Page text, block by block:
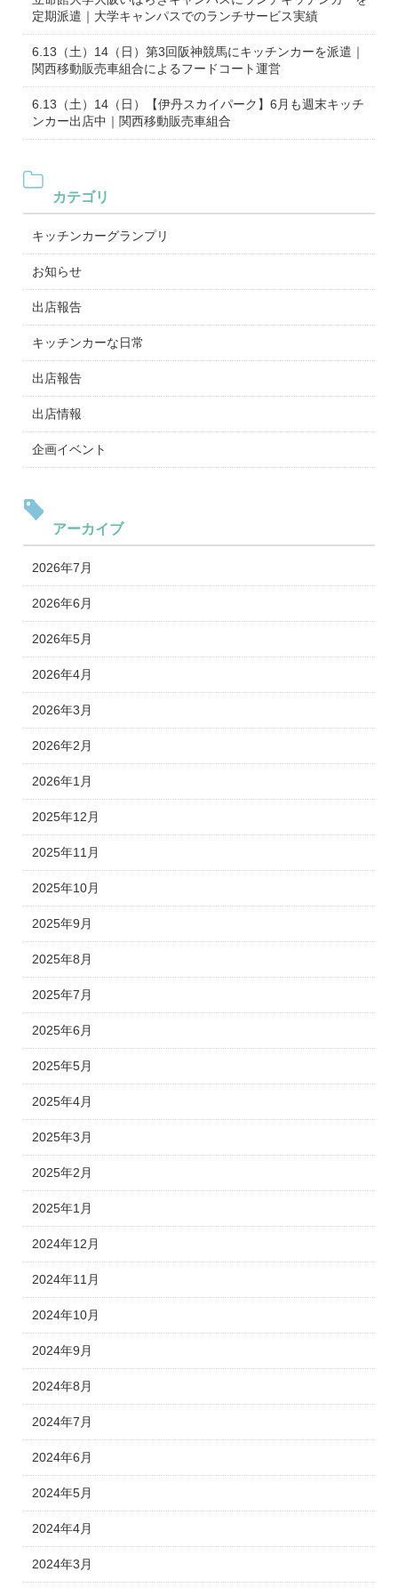
定期派遣｜大学キャンパスでのランチサービス実績
6.13（土）14（日）第3回阪神競馬にキッチンカーを派遣｜
関西移動販売車組合によるフードコート運営
6.13（土）14（日）【伊丹スカイパーク】6月も週末キッチ
ンカー出店中｜関西移動販売車組合
カテゴリ
キッチンカーグランプリ
お知らせ
出店報告
キッチンカーな日常
出店報告
出店情報
企画イベント
アーカイブ
2026年7月
2026年6月
2026年5月
2026年4月
2026年3月
2026年2月
2026年1月
2025年12月
2025年11月
2025年10月
2025年9月
2025年8月
2025年7月
2025年6月
2025年5月
2025年4月
2025年3月
2025年2月
2025年1月
2024年12月
2024年11月
2024年10月
2024年9月
2024年8月
2024年7月
2024年6月
2024年5月
2024年4月
2024年3月